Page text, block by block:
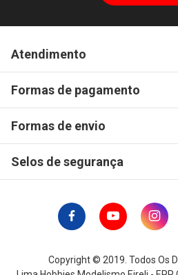
Atendimento
Formas de pagamento
Formas de envio
Selos de segurança
Copyright © 2019. Todos Os